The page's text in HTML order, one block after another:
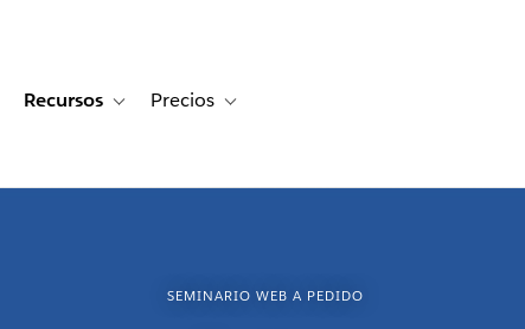
Historias de clientes
sub-navigation for Soluciones
Recursos Toggle sub-navigation for Recursos
Precios Toggle sub-navigation for Precios
SEMINARIO WEB A PEDIDO